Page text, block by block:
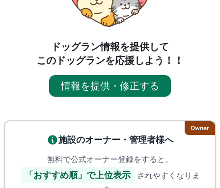
ドッグラン情報を提供して
このドッグランを応援しよう！！
情報を提供・修正する
Owner
施設のオーナー・管理者様へ
無料で公式オーナー登録をすると、
「おすすめ順」で上位表示
されやすくなりま